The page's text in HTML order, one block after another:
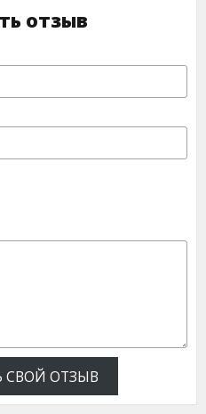
отзыв
СВОЙ ОТЗЫВ